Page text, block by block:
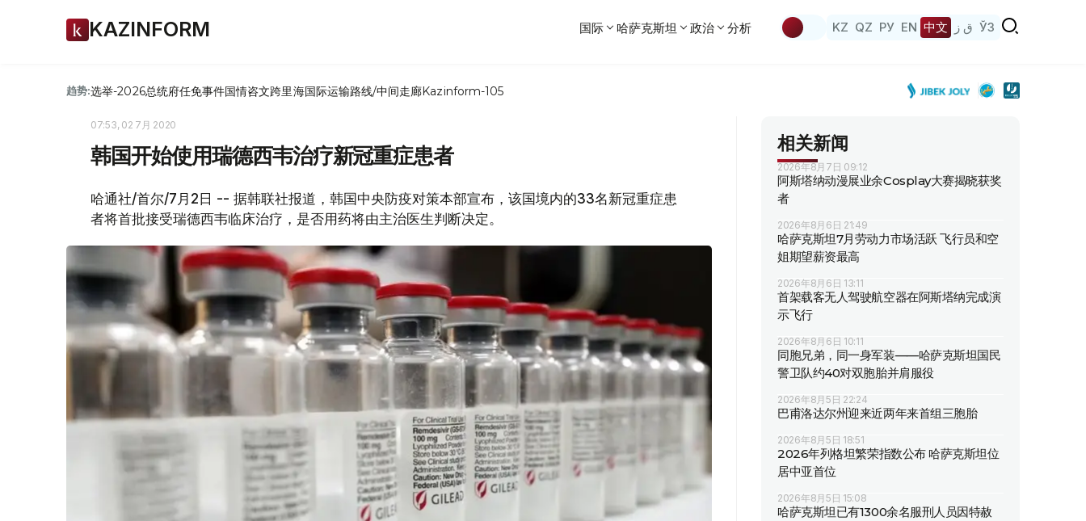
KAZINFORM 国际 哈萨克斯坦 政治 分析 KZ QZ РУ EN 中文 ق ز ЎЗ
趋势:选举-2026总统府任免事件国情咨文跨里海国际运输路线/中间走廊Kazinform-105
07:53, 02 7月 2020
韩国开始使用瑞德西韦治疗新冠重症患者
哈通社/首尔/7月2日 -- 据韩联社报道，韩国中央防疫对策本部宣布，该国境内的33名新冠重症患
者将首批接受瑞德西韦临床治疗，是否用药将由主治医生判断决定。
相关新闻
2026年8月7日 09:12
阿斯塔纳动漫展业余Cosplay大赛揭晓获奖
者
2026年8月6日 21:49
哈萨克斯坦7月劳动力市场活跃 飞行员和空
姐期望薪资最高
2026年8月6日 13:11
首架载客无人驾驶航空器在阿斯塔纳完成演
示飞行
2026年8月6日 10:11
同胞兄弟，同一身军装——哈萨克斯坦国民
警卫队约40对双胞胎并肩服役
2026年8月5日 22:24
巴甫洛达尔州迎来近两年来首组三胞胎
2026年8月5日 18:51
2026年列格坦繁荣指数公布 哈萨克斯坦位
居中亚首位
2026年8月5日 15:08
哈萨克斯坦已有1300余名服刑人员因特赦